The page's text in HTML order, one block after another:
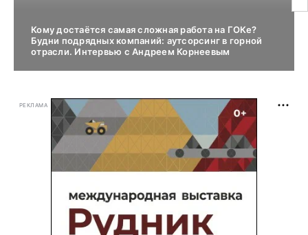
Кому достаётся самая сложная работа на ГОКе?
Будни подрядных компаний: аутсорсинг в горной
отрасли. Интервью с Андреем Корнеевым
РЕКЛАМА